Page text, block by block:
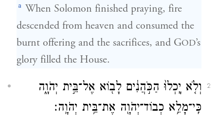
a When Solomon finished praying, fire
descended from heaven and consumed the
burnt offering and the sacrifices, and GOD’s
glory filled the House.
2
וְלֹ֤א יָֽכְלוּ֙ הַכֹּ֣הֲנִ֔ים לָב֖וֹא אֶל־בֵּ֣ית יְהֹוָ֑ה
כִּֽי־מָלֵ֥א כְבוֹד־יְהֹוָ֖ה אֶת־בֵּ֥ית יְהֹוָֽה׃